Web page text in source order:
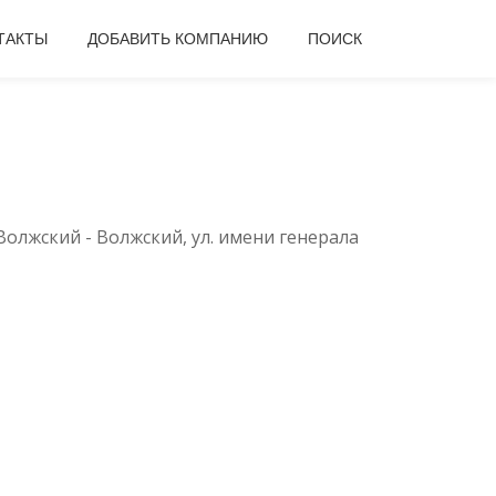
ДОБАВИТЬ КОМПАНИЮ ПОИСК
- Волжский, ул. имени генерала